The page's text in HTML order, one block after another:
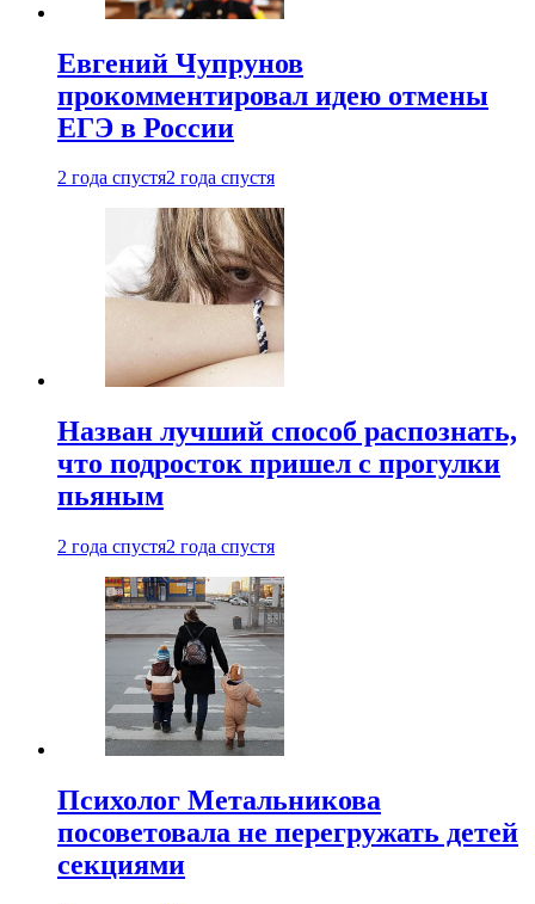
Евгений Чупрунов
прокомментировал идею отмены
ЕГЭ в России
2 года спустя2 года спустя
Назван лучший способ распознать,
что подросток пришел с прогулки
пьяным
2 года спустя2 года спустя
Психолог Метальникова
посоветовала не перегружать детей
секциями